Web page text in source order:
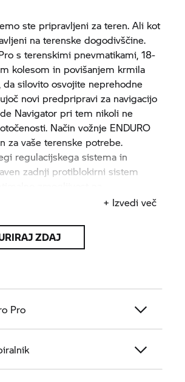
ste pripravljeni za teren. Ali kot
na terenske dogodivščine.
s terenskimi pnevmatikami, 18-
kolesom in povišanjem krmila
da silovito osvojite neprehodne
novi predpripravi za navigacijo
Navigator pri tem nikoli ne
Način vožnje ENDURO
za vaše terenske potrebe.
regulacijskega sistema in
zadnji protiblokirni sistem
pokrova glave motorja, ščitnik za
glušnik iz titana in kromiran
optične poudarke.
+ Izvedi več
ZDAJ
Pro